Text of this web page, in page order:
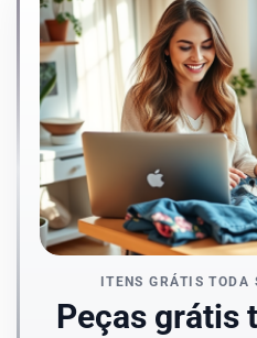
ITENS GRÁTIS
Peças grátis